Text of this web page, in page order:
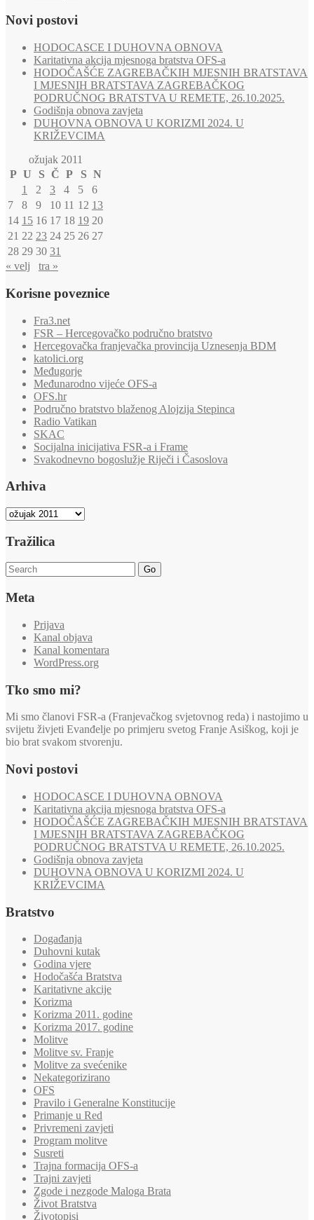
Novi postovi
HODOCASCE I DUHOVNA OBNOVA
Karitativna akcija mjesnoga bratstva OFS-a
HODOČAŠĆE ZAGREBAČKIH MJESNIH BRATSTAVA
I MJESNIH BRATSTAVA ZAGREBAČKOG
PODRUČNOG BRATSTVA U REMETE, 26.10.2025.
Godišnja obnova zavjeta
DUHOVNA OBNOVA U KORIZMI 2024. U
KRIŽEVCIMA
ožujak 2011
P U S Č P S N
1
2 3 4 5
6
7
8 9 10 11 12 13
14 15 16 17 18 19 20
21 22 23 24 25 26 27
28 29 30 31
« velj
tra »
Korisne poveznice
Fra3.net
FSR – Hercegovačko područno bratstvo
Hercegovačka franjevačka provincija Uznesenja BDM
katolici.org
Međugorje
Međunarodno vijeće OFS-a
OFS.hr
Područno bratstvo blaženog Alojzija Stepinca
Radio Vatikan
SKAC
Socijalna inicijativa FSR-a i Frame
Svakodnevno bogoslužje Riječi i Časoslova
Arhiva
Arhiva
Tražilica
Go
Meta
Prijava
Kanal objava
Kanal komentara
WordPress.org
Tko smo mi?
Mi smo članovi FSR-a (Franjevačkog svjetovnog reda) i nastojimo u
svijetu živjeti Evanđelje po primjeru svetog Franje Asiškog, koji je
bio brat svakom stvorenju.
Novi postovi
HODOCASCE I DUHOVNA OBNOVA
Karitativna akcija mjesnoga bratstva OFS-a
HODOČAŠĆE ZAGREBAČKIH MJESNIH BRATSTAVA
I MJESNIH BRATSTAVA ZAGREBAČKOG
PODRUČNOG BRATSTVA U REMETE, 26.10.2025.
Godišnja obnova zavjeta
DUHOVNA OBNOVA U KORIZMI 2024. U
KRIŽEVCIMA
Bratstvo
Događanja
Duhovni kutak
Godina vjere
Hodočašća Bratstva
Karitativne akcije
Korizma
Korizma 2011. godine
Korizma 2017. godine
Molitve
Molitve sv. Franje
Molitve za svećenike
Nekategorizirano
OFS
Pravilo i Generalne Konstitucije
Primanje u Red
Privremeni zavjeti
Program molitve
Susreti
Trajna formacija OFS-a
Trajni zavjeti
Zgode i nezgode Maloga Brata
Život Bratstva
Životopisi